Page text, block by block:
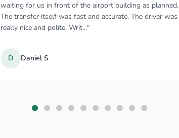
exceptional. He took me to Hotel Budva from the airport
and back. My flight was delayed by an hour and he was
waiting for me still. He was very poli..."